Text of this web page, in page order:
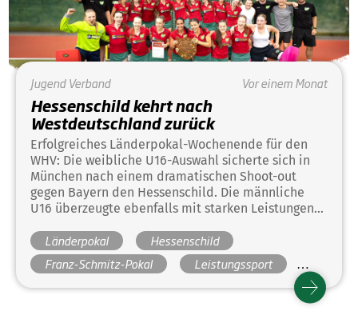
Jugend Verband Vor einem Monat
Hessenschild kehrt nach
Westdeutschland zurück
Erfolgreiches Länderpokal-Wochenende für den
WHV: Die weibliche U16-Auswahl sicherte sich in
München nach einem dramatischen Shoot-out
gegen Bayern den Hessenschild. Die männliche
U16 überzeugte ebenfalls mit starken Leistungen
Pokals, musste sich dort jedoch knapp Hamburg
geschlagen geben.
Länderpokal
Hessenschild
Franz-Schmitz-Pokal
Leistungssport
WHV
Auswahlmannschaften